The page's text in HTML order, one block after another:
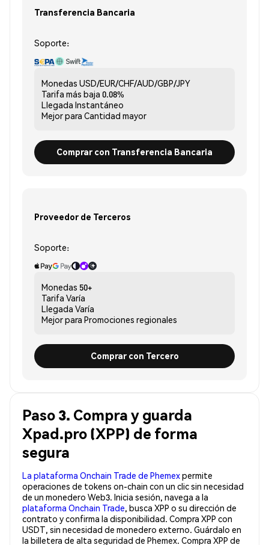
Transferencia Bancaria
Soporte:
Monedas USD/EUR/CHF/AUD/GBP/JPY
Tarifa más baja 0.08%
Llegada Instantáneo
Mejor para Cantidad mayor
Comprar con Transferencia Bancaria
Proveedor de Terceros
Soporte:
Monedas 50+
Tarifa Varía
Llegada Varía
Mejor para Promociones regionales
Comprar con Tercero
Paso 3. Compra y guarda
Xpad.pro (XPP) de forma
segura
La plataforma Onchain Trade de Phemexpermite
operaciones de tokens on-chain con un clic sin necesidad
de un monedero Web3. Inicia sesión, navega a la
plataforma Onchain Trade, busca XPP o su dirección de
contrato y confirma la disponibilidad. Compra XPP con
USDT, sin necesidad de monedero externo. Guárdalo en
la billetera de alta seguridad de Phemex. Compra XPP de